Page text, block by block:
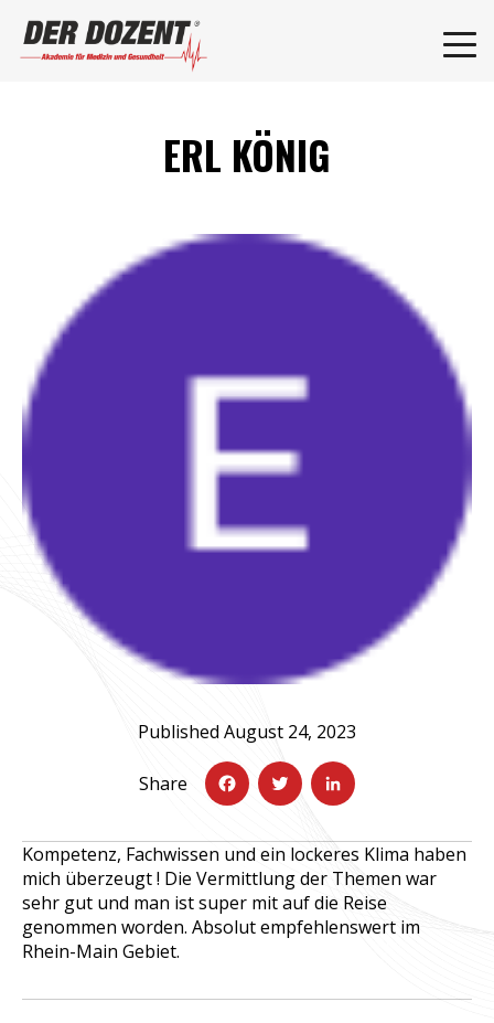
ERL KÖNIG
Published August 24, 2023
Share
e
b
o
k
it
t
r
k
e
I
n
Kompetenz, Fachwissen und ein lockeres Klima haben
mich überzeugt ! Die Vermittlung der Themen war
sehr gut und man ist super mit auf die Reise
genommen worden. Absolut empfehlenswert im
Rhein-Main Gebiet.